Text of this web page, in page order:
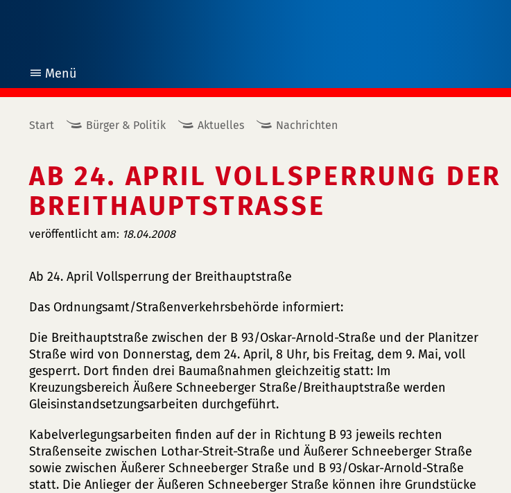
Menü
öffnen
Start Bürger & Politik Aktuelles Nachrichten
AB 24. APRIL VOLLSPERRUNG DER
BREITHAUPTSTRASSE
veröffentlicht am: 18.04.2008
Ab 24. April Vollsperrung der Breithauptstraße
Das Ordnungsamt/Straßenverkehrsbehörde informiert:
Die Breithauptstraße zwischen der B 93/Oskar-Arnold-Straße und der Planitzer
Straße wird von Donnerstag, dem 24. April, 8 Uhr, bis Freitag, dem 9. Mai, voll
gesperrt. Dort finden drei Baumaßnahmen gleichzeitig statt: Im
Kreuzungsbereich Äußere Schneeberger Straße/Breithauptstraße werden
Gleisinstandsetzungsarbeiten durchgeführt.
Kabelverlegungsarbeiten finden auf der in Richtung B 93 jeweils rechten
Straßenseite zwischen Lothar-Streit-Straße und Äußerer Schneeberger Straße
sowie zwischen Äußerer Schneeberger Straße und B 93/Oskar-Arnold-Straße
statt. Die Anlieger der Äußeren Schneeberger Straße können ihre Grundstücke